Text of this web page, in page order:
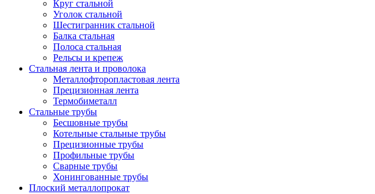
Круг стальной
Уголок стальной
Шестигранник стальной
Балка стальная
Полоса стальная
Рельсы и крепеж
Стальная лента и проволока
Металлофторопластовая лента
Прецизионная лента
Термобиметалл
Стальные трубы
Бесшовные трубы
Котельные стальные трубы
Прецизионные трубы
Профильные трубы
Сварные трубы
Хонингованные трубы
Плоский металлопрокат